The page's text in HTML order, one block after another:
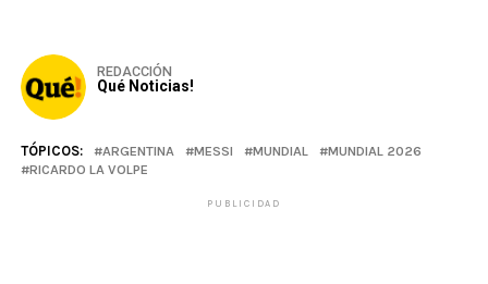
REDACCIÓN
Qué Noticias!
TÓPICOS: ARGENTINA MESSI MUNDIAL
MUNDIAL 2026
RICARDO LA VOLPE
PUBLICIDAD